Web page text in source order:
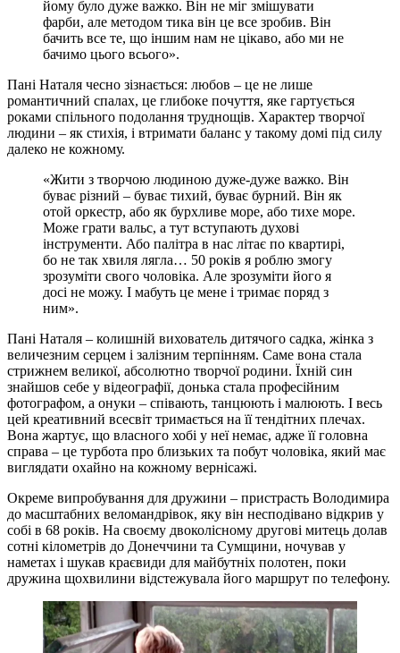
йому було дуже важко. Він не міг змішувати
фарби, але методом тика він це все зробив. Він
бачить все те, що іншим нам не цікаво, або ми не
бачимо цього всього».
Пані Наталя чесно зізнається: любов – це не лише
романтичний спалах, це глибоке почуття, яке гартується
роками спільного подолання труднощів. Характер творчої
людини – як стихія, і втримати баланс у такому домі під силу
далеко не кожному.
«Жити з творчою людиною дуже-дуже важко. Він
буває різний – буває тихий, буває бурний. Він як
отой оркестр, або як бурхливе море, або тихе море.
Може грати вальс, а тут вступають духові
інструменти. Або палітра в нас літає по квартирі,
бо не так хвиля лягла… 50 років я роблю змогу
зрозуміти свого чоловіка. Але зрозуміти його я
досі не можу. І мабуть це мене і тримає поряд з
ним».
Пані Наталя – колишній вихователь дитячого садка, жінка з
величезним серцем і залізним терпінням. Саме вона стала
стрижнем великої, абсолютно творчої родини. Їхній син
знайшов себе у відеографії, донька стала професійним
фотографом, а онуки – співають, танцюють і малюють. І весь
цей креативний всесвіт тримається на її тендітних плечах.
Вона жартує, що власного хобі у неї немає, адже її головна
справа – це турбота про близьких та побут чоловіка, який має
виглядати охайно на кожному вернісажі.
Окреме випробування для дружини – пристрасть Володимира
до масштабних веломандрівок, яку він несподівано відкрив у
собі в 68 років. На своєму двоколісному другові митець долав
сотні кілометрів до Донеччини та Сумщини, ночував у
наметах і шукав краєвиди для майбутніх полотен, поки
дружина щохвилини відстежувала його маршрут по телефону.